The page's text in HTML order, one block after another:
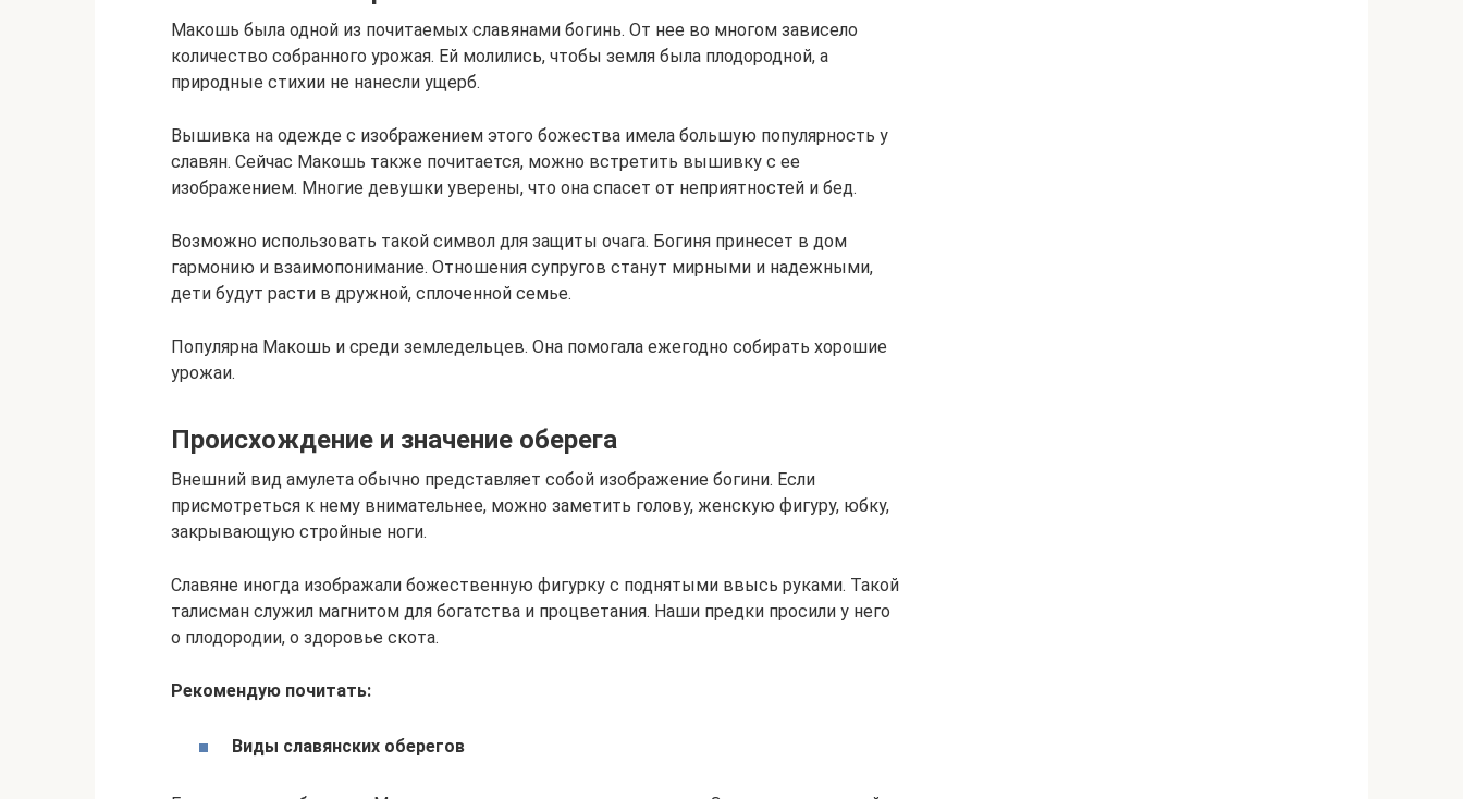
Макошь была одной из почитаемых славянами богинь. От нее во многом зависело
количество собранного урожая. Ей молились, чтобы земля была плодородной, а
природные стихии не нанесли ущерб.
Вышивка на одежде с изображением этого божества имела большую популярность у
славян. Сейчас Макошь также почитается, можно встретить вышивку с ее
изображением. Многие девушки уверены, что она спасет от неприятностей и бед.
Возможно использовать такой символ для защиты очага. Богиня принесет в дом
гармонию и взаимопонимание. Отношения супругов станут мирными и надежными,
дети будут расти в дружной, сплоченной семье.
Популярна Макошь и среди земледельцев. Она помогала ежегодно собирать хорошие
урожаи.
Происхождение и значение оберега
Внешний вид амулета обычно представляет собой изображение богини. Если
присмотреться к нему внимательнее, можно заметить голову, женскую фигуру, юбку,
закрывающую стройные ноги.
Славяне иногда изображали божественную фигурку с поднятыми ввысь руками. Такой
талисман служил магнитом для богатства и процветания. Наши предки просили у него
о плодородии, о здоровье скота.
Рекомендую почитать:
Виды славянских оберегов